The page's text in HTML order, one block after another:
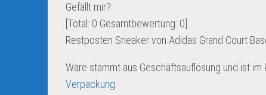
Gefällt mir?:
[Total: 0 Gesamtbewertung: 0
Restposten Sneaker von Adidas Grand Court
Ware stammt aus Geschäftsauflösung und ist
Verpackung